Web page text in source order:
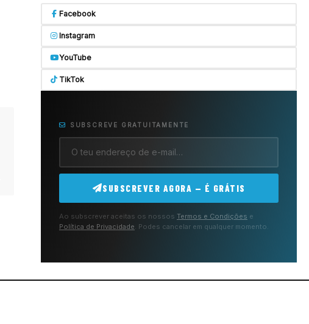
Facebook
Instagram
YouTube
TikTok
SUBSCREVE GRATUITAMENTE
SUBSCREVER AGORA — É GRÁTIS
Ao subscrever aceitas os nossos Termos e Condições e
Política de Privacidade . Podes cancelar em qualquer momento.